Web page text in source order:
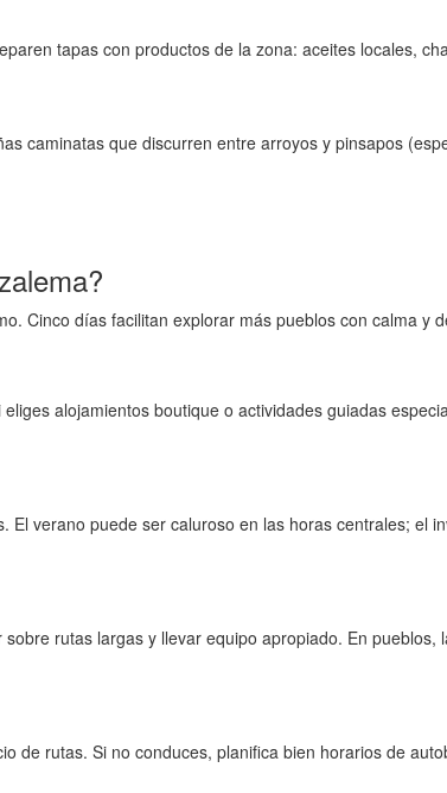
tapas con productos de la zona: aceites locales,
caminatas que discurren entre arroyos y pinsapos
Cinco días facilitan explorar más pueblos con calma y
alojamientos boutique o actividades guiadas
verano puede ser caluroso en las horas centrales; el
rutas largas y llevar equipo apropiado. En
rutas. Si no conduces, planifica bien horarios de